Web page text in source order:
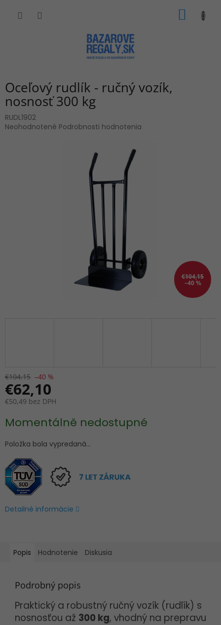
Oceľový rudlík - ručný vozík,
nosnosť 300 kg
RUDL1902
Priemerné
Neohodnotené Podrobnosti hodnotenia
€104,15
–40 %
€104,15 –40 %
€62,10
€50,49 bez DPH
cena:
Momentálně nedostupné
Položka bola vypredaná…
Detailné informácie
Popis Hodnotenie Diskusia
Podrobný popis
Praktický a robustný ručný vozík (rudlík) s
nosnosťou až 300 kg, vhodný na prepravu